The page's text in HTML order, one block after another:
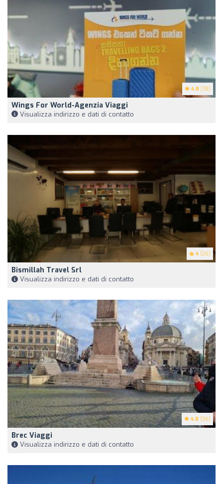
4.8 (78)
Wings For World-Agenzia Viaggi
Visualizza indirizzo e dati di contatto
4 (26)
Bismillah Travel Srl
Visualizza indirizzo e dati di contatto
4.8 (36)
Brec Viaggi
Visualizza indirizzo e dati di contatto